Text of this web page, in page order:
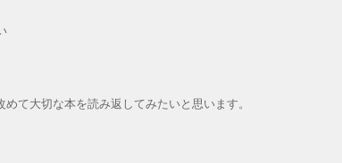
て大切な本を読み返してみたいと思います。